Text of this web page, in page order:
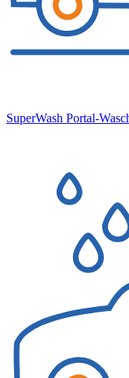
SuperWash Portal-